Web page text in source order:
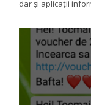
dar și aplicații